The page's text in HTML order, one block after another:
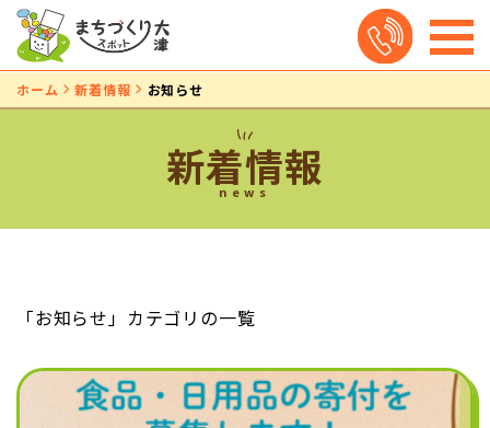
ホーム 新着情報 お知らせ
新着情報
news
「お知らせ」カテゴリの一覧